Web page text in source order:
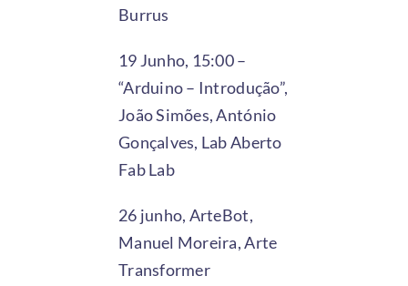
Burrus
19 Junho, 15:00 –
“Arduino – Introdução”,
João Simões, António
Gonçalves, Lab Aberto
Fab Lab
26 junho, ArteBot,
Manuel Moreira, Arte
Transformer